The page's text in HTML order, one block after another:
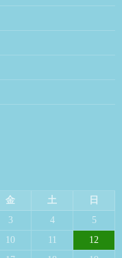
金 土 日
3 4
5
10 11
12